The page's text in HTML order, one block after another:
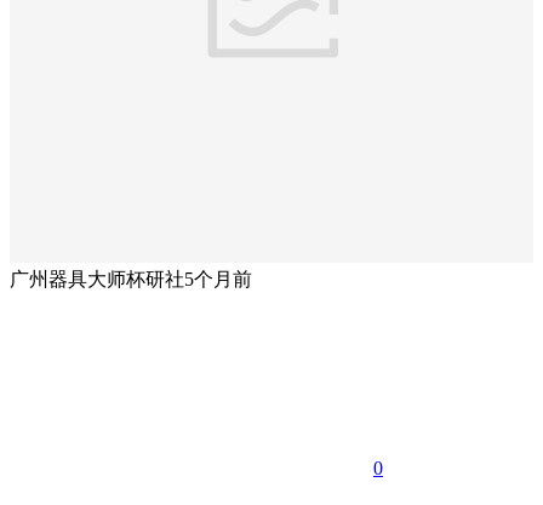
广州器具大师杯研社5个月前
0